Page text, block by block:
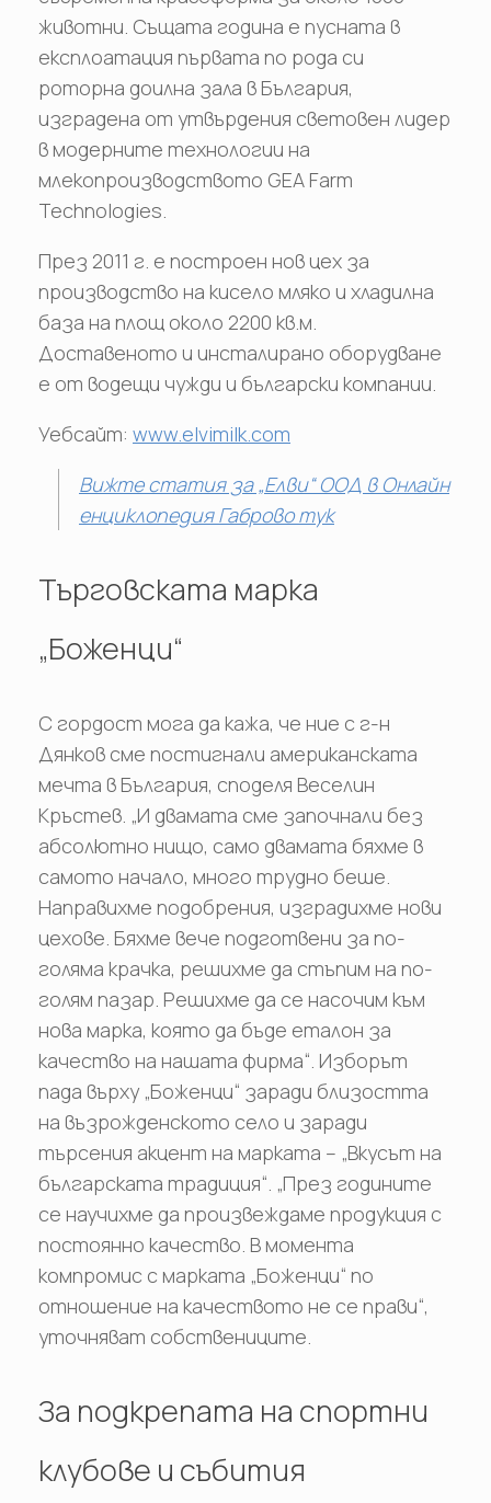
животни. Същата година е пусната в
експлоатация първата по рода си
роторна доилна зала в България,
изградена от утвърдения световен лидер
в модерните технологии на
млекопроизводството GEA Farm
Technologies.
През 2011 г. е построен нов цех за
производство на кисело мляко и хладилна
база на площ около 2200 кв.м.
Доставеното и инсталирано оборудване
е от водещи чужди и български компании.
Уебсайт: www.elvimilk.com
Вижте статия за „Елви“ ООД в Онлайн
енциклопедия Габрово тук
Търговската марка
„Боженци“
С гордост мога да кажа, че ние с г-н
Дянков сме постигнали американската
мечта в България, споделя Веселин
Кръстев. „И двамата сме започнали без
абсолютно нищо, само двамата бяхме в
самото начало, много трудно беше.
Направихме подобрения, изградихме нови
цехове. Бяхме вече подготвени за по-
голяма крачка, решихме да стъпим на по-
голям пазар. Решихме да се насочим към
нова марка, която да бъде еталон за
качество на нашата фирма“. Изборът
пада върху „Боженци“ заради близостта
на възрожденското село и заради
търсения акцент на марката – „Вкусът на
българската традиция“. „През годините
се научихме да произвеждаме продукция с
постоянно качество. В момента
компромис с марката „Боженци“ по
отношение на качеството не се прави“,
уточняват собствениците.
За подкрепата на спортни
клубове и събития